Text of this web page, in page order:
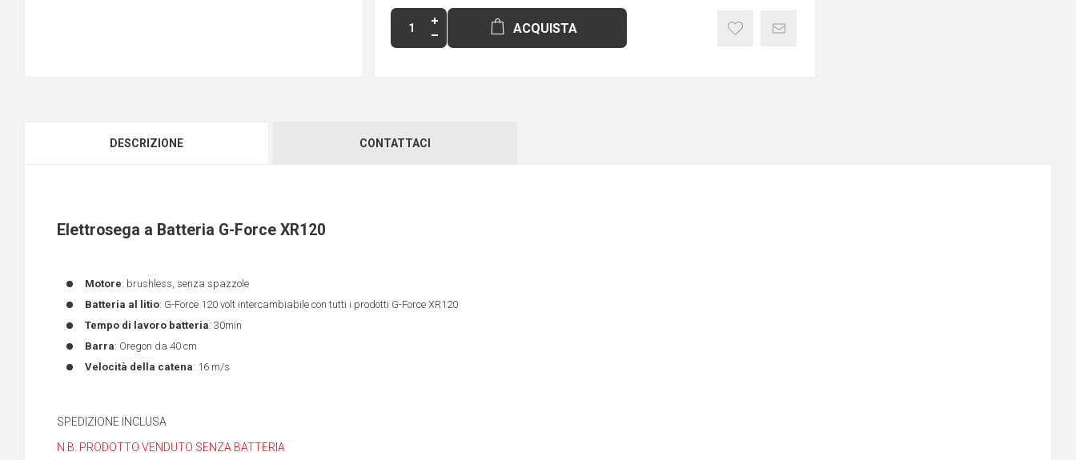
ACQUISTA
DESCRIZIONE CONTATTACI
Elettrosega a Batteria G-Force XR120
Motore: brushless, senza spazzole
Batteria al litio: G-Force 120 volt intercambiabile con tutti i prodotti G-Force XR120
Tempo di lavoro batteria: 30min
Barra: Oregon da 40 cm
Velocità della catena: 16 m/s
SPEDIZIONE INCLUSA
N.B. PRODOTTO VENDUTO SENZA BATTERIA